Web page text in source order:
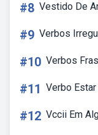
#8 Vestido De
#9 Verbos
#10 Verbos
#11 Verbo
#12 Vccii Em